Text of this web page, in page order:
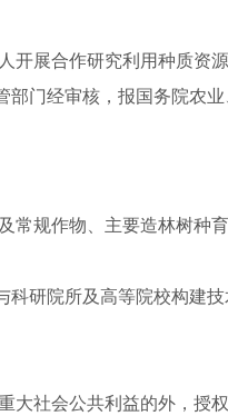
开展合作研究利用种质资
门经审核，报国务院农业
规作物、主要造林树种
研院所及高等院校构建
社会公共利益的外，授